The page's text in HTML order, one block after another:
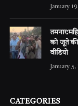
January
को जूते की
वीडियो
January 5,
CATEGORIES